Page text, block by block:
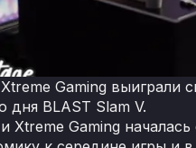
Gaming выиграли
дня BLAST Slam V.
Xtreme Gaming